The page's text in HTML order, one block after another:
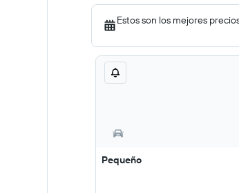
Estos son los mejores
Pequeño